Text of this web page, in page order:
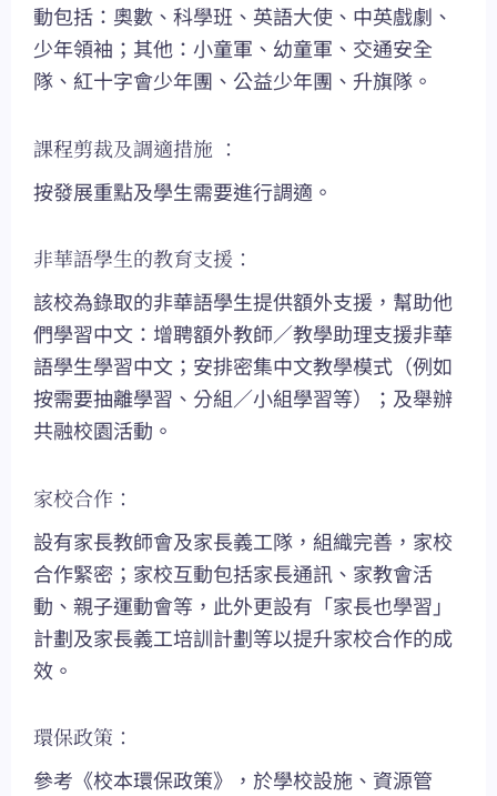
動包括：奧數、科學班、英語大使、中英戲劇、
少年領袖；其他：小童軍、幼童軍、交通安全
隊、紅十字會少年團、公益少年團、升旗隊。
課程剪裁及調適措施 ：
按發展重點及學生需要進行調適。
非華語學生的教育支援：
該校為錄取的非華語學生提供額外支援，幫助他
們學習中文：增聘額外教師／教學助理支援非華
語學生學習中文；安排密集中文教學模式（例如
按需要抽離學習、分組／小組學習等）；及舉辦
共融校園活動。
家校合作：
設有家長教師會及家長義工隊，組織完善，家校
合作緊密；家校互動包括家長通訊、家教會活
動、親子運動會等，此外更設有「家長也學習」
計劃及家長義工培訓計劃等以提升家校合作的成
效。
環保政策：
參考《校本環保政策》，於學校設施、資源管